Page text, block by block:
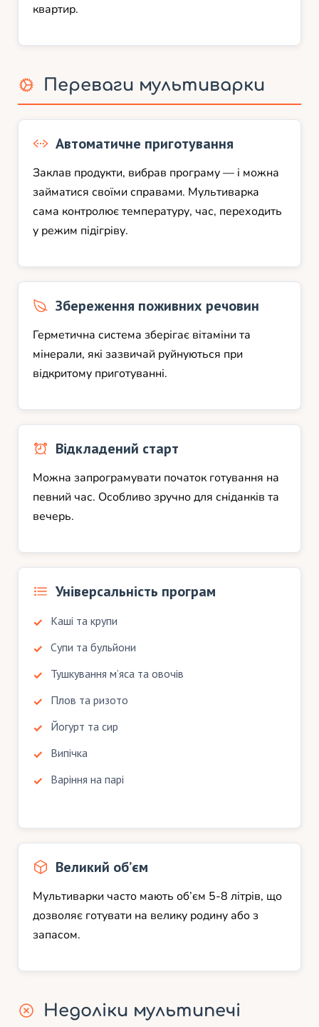
квартир.
Переваги мультиварки
Автоматичне приготування
Заклав продукти, вибрав програму — і можна
займатися своїми справами. Мультиварка
сама контролює температуру, час, переходить
у режим підігріву.
Збереження поживних речовин
Герметична система зберігає вітаміни та
мінерали, які зазвичай руйнуються при
відкритому приготуванні.
Відкладений старт
Можна запрограмувати початок готування на
певний час. Особливо зручно для сніданків та
вечерь.
Універсальність програм
Каші та крупи
Супи та бульйони
Тушкування м’яса та овочів
Плов та ризото
Йогурт та сир
Випічка
Варіння на парі
Великий об’єм
Мультиварки часто мають об’єм 5-8 літрів, що
дозволяє готувати на велику родину або з
запасом.
Недоліки мультипечі